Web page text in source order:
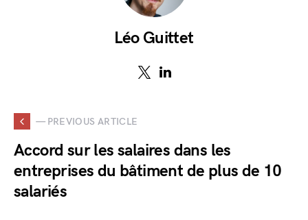
Léo Guittet
— PREVIOUS ARTICLE
Accord sur les salaires dans les
entreprises du bâtiment de plus de 10
salariés